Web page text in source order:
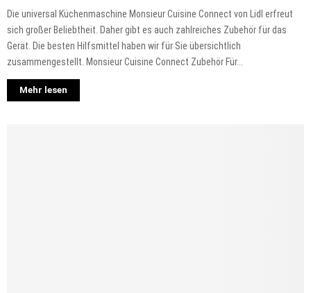
Die universal Küchenmaschine Monsieur Cuisine Connect von Lidl erfreut
sich großer Beliebtheit. Daher gibt es auch zahlreiches Zubehör für das
Gerät. Die besten Hilfsmittel haben wir für Sie übersichtlich
zusammengestellt. Monsieur Cuisine Connect Zubehör Für...
Mehr lesen